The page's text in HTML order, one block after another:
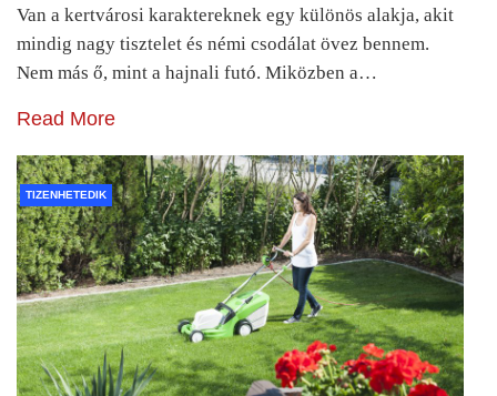
Van a kertvárosi karaktereknek egy különös alakja, akit
mindig nagy tisztelet és némi csodálat övez bennem.
Nem más ő, mint a hajnali futó. Miközben a…
Read More
TIZENHETEDIK